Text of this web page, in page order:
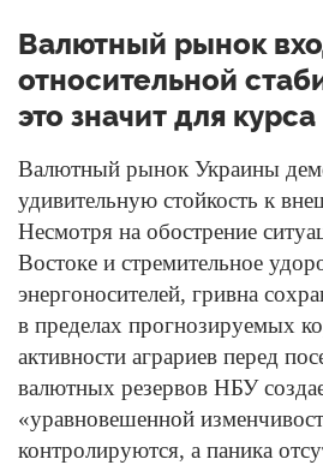
Валютный рынок
относительной
это значит для курса
Валютный рынок Украины
удивительную стойкость к
Несмотря на обострение
Востоке и стремительное
энергоносителей, гривна
в пределах прогнозируемых
активности аграриев перед
валютных резервов НБУ
«уравновешенной
контролируются, а паника